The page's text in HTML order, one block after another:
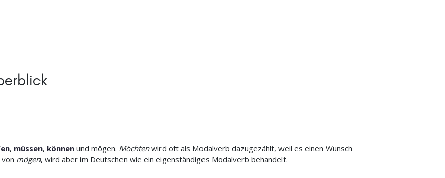
, müssen, könnenund mögen. Möchtenwird oft als Modalverb dazugezählt, weil es einen Wunsch
mögen, wird aber im Deutschen wie ein eigenständiges Modalverb behandelt.